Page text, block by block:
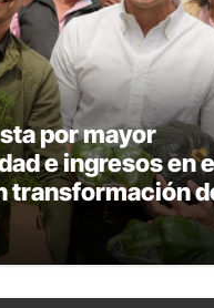
por mayor
e ingresos en
transformación